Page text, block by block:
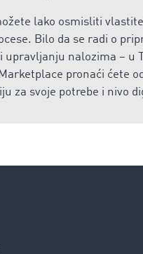
lako osmisliti
Bilo da se radi o
upravljanju nalozima – u
pronaći ćete
za svoje potrebe i nivo